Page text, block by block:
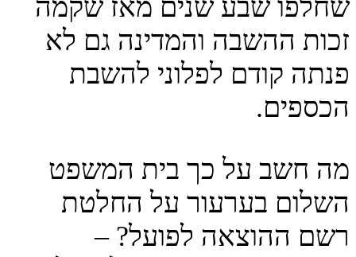
שחלפו שבע שנים מאז שקמה
זכות ההשבה והמדינה גם לא
פנתה קודם לפלוני להשבת
הכספים.
מה חשב על כך בית המשפט
השלום בערעור על החלטת
רשם ההוצאה לפועל? –